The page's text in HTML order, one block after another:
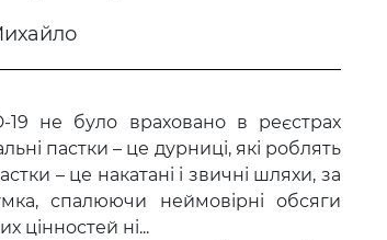
19 не було враховано в реєстрах
пастки – це дурниці, які роблять
– це накатані і звичні шляхи, за
спалюючи неймовірні обсяги
цінностей ні...